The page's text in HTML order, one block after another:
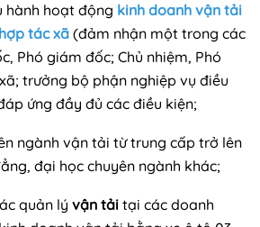
hành hoạt động kinh doanh vận tải
tác xã (đảm nhận một trong các
Phó giám đốc; Chủ nhiệm, Phó
trưởng bộ phận nghiệp vụ điều
ứng đầy đủ các điều kiện;
ngành vận tải từ trung cấp trở lên
đại học chuyên ngành khác;
quản lý vận tải tại các doanh